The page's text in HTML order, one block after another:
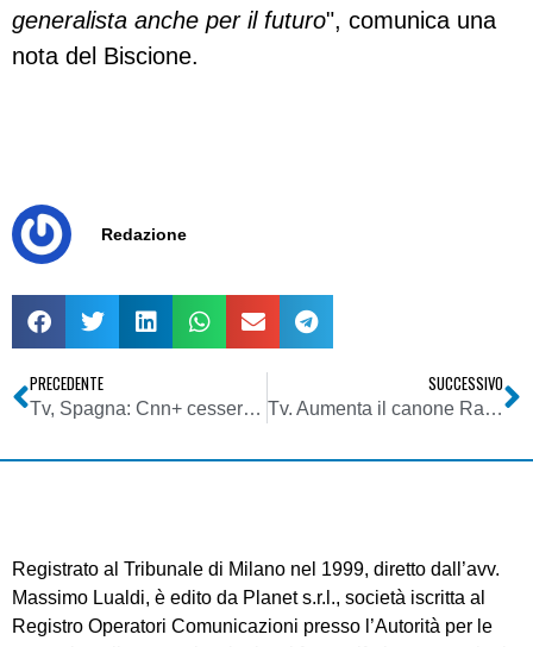
generalista anche per il futuro", comunica una
nota del Biscione.
Redazione
PRECEDENTE
Tv, Spagna: Cnn+ cesserà le trasmissioni dalla mezzanotte. Troppe perdite, Prisa cede canale a Tele 5
SUCCESSIVO
Tv. Aumenta il canone Rai, ma la qualità del servizio? Altroconsumo prepara la Class Action
Registrato al Tribunale di Milano nel 1999, diretto dall’avv.
Massimo Lualdi, è edito da Planet s.r.l., società iscritta al
Registro Operatori Comunicazioni presso l’Autorità per le